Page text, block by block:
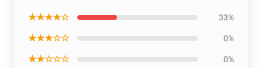
★★★★☆ 33%
★★★☆☆ 0%
★★☆☆☆ 0%